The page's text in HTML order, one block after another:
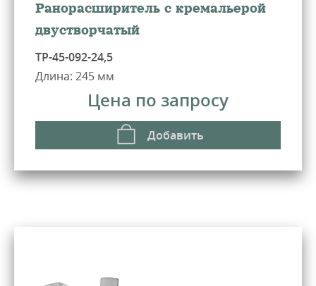
Ранорасширитель с кремальерой
двустворчатый
ТР-45-092-24,5
Длина: 245 мм
Цена по запросу
Добавить